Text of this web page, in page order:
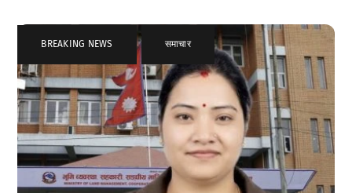
BREAKING NEWS , समाचार